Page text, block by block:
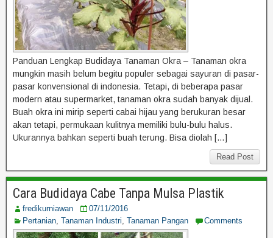
Panduan Lengkap Budidaya Tanaman Okra – Tanaman okra
mungkin masih belum begitu populer sebagai sayuran di pasar-
pasar konvensional di indonesia. Tetapi, di beberapa pasar
modern atau supermarket, tanaman okra sudah banyak dijual.
Buah okra ini mirip seperti cabai hijau yang berukuran besar
akan tetapi, permukaan kulitnya memiliki bulu-bulu halus.
Ukurannya bahkan seperti buah terung. Bisa diolah […]
Read Post
Cara Budidaya Cabe Tanpa Mulsa Plastik
fredikurniawan
07/11/2016
Pertanian, Tanaman Industri, Tanaman Pangan Comments